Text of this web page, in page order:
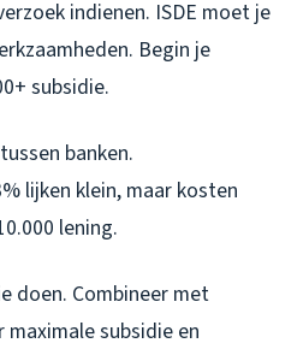
indienen. ISDE moet je
Begin je
subsidie.
banken.
lijken klein, maar kosten
lening.
doen. Combineer met
subsidie en